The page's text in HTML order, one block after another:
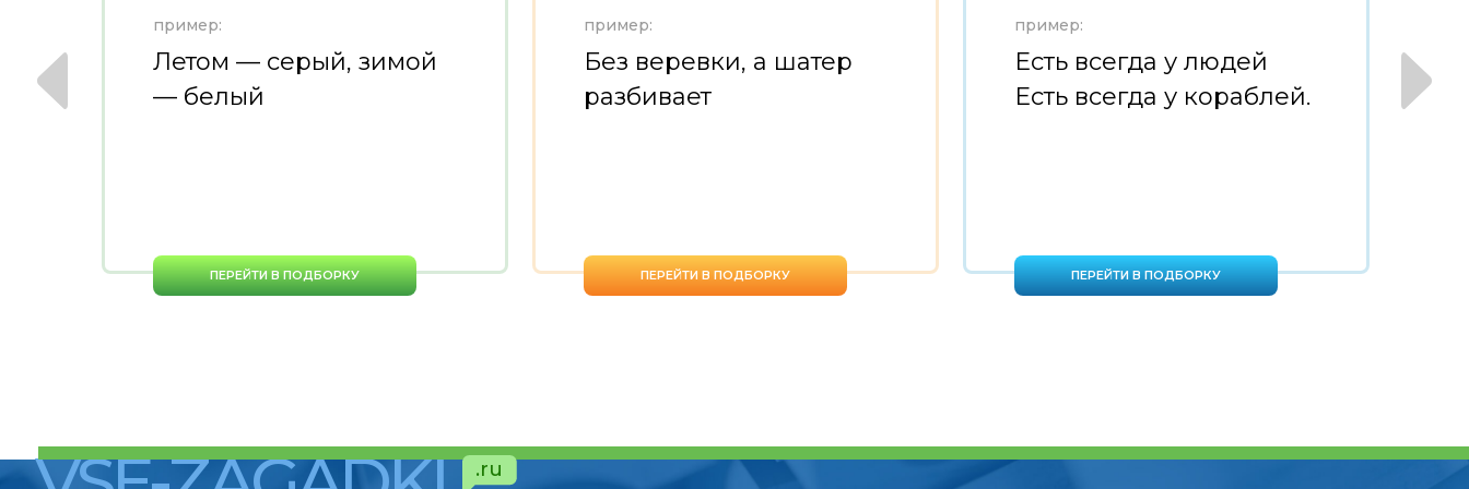
пример:
Летом — серый, зимой
— белый
ПЕРЕЙТИ В ПОДБОРКУ
пример:
Без веревки, а шатер
разбивает
ПЕРЕЙТИ В ПОДБОРКУ
пример:
Есть всегда у людей
Есть всегда у кораблей.
ПЕРЕЙТИ В ПОДБОРКУ
.ru